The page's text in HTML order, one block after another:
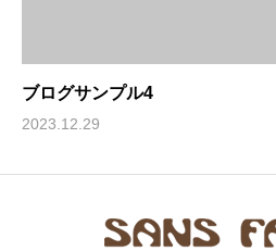
ブログサンプル4
2023.12.29